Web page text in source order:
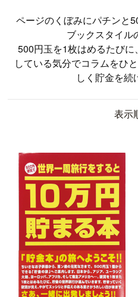
ページのくぼみにパチンと
ブックスタイル
500円玉を1枚はめるたび
している気分でコラムをひ
しく貯金を続
表